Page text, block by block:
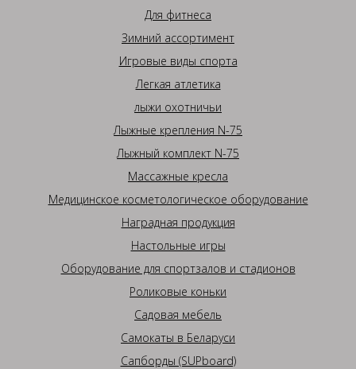
Для фитнеса
Зимний ассортимент
Игровые виды спорта
Легкая атлетика
лыжи охотничьи
Лыжные крепления N-75
Лыжный комплект N-75
Массажные кресла
Медицинское косметологическое оборудование
Наградная продукция
Настольные игры
Оборудование для спортзалов и стадионов
Роликовые коньки
Садовая мебель
Самокаты в Беларуси
Сапборды (SUPboard)